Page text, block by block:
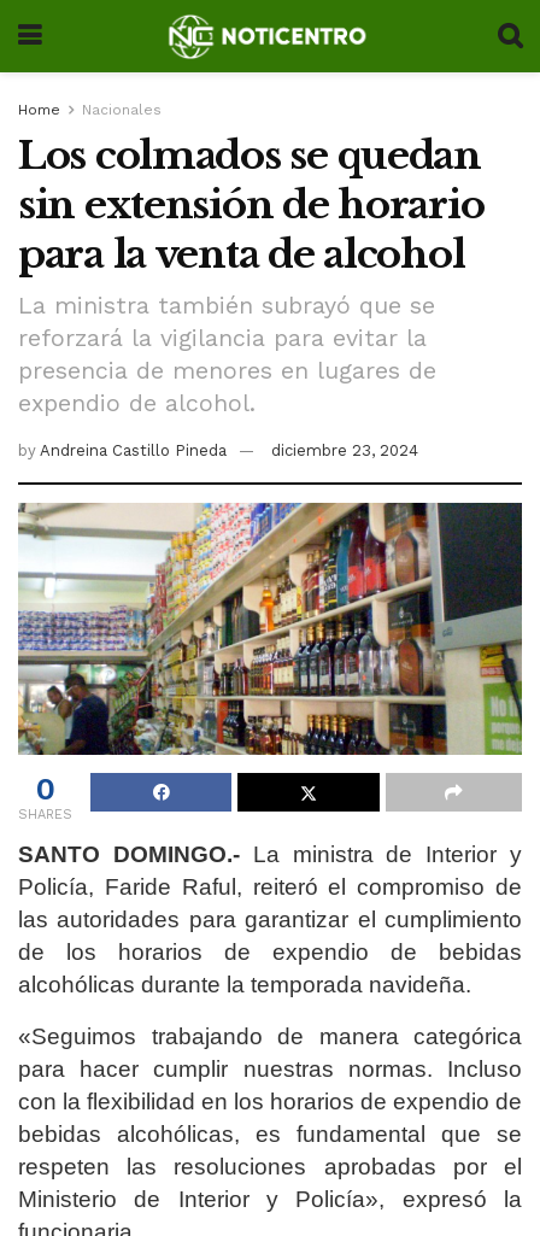
Home Nacionales
Los colmados se quedan
sin extensión de horario
para la venta de alcohol
La ministra también subrayó que se
reforzará la vigilancia para evitar la
presencia de menores en lugares de
expendio de alcohol.
by Andreina Castillo Pineda diciembre 23, 2024
0
SHARES
SANTO DOMINGO.-La ministra de Interior y
Policía, Faride Raful, reiteró el compromiso de
las autoridades para garantizar el cumplimiento
de los horarios de expendio de bebidas
alcohólicas durante la temporada navideña.
«Seguimos trabajando de manera categórica
para hacer cumplir nuestras normas. Incluso
con la flexibilidad en los horarios de expendio de
bebidas alcohólicas, es fundamental que se
respeten las resoluciones aprobadas por el
Ministerio de Interior y Policía», expresó la